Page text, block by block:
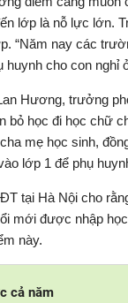
lớp là nỗ lực lớn.
“Năm nay các
cho con nghỉ
Hương, trưởng
bỏ học đi học chữ
mẹ học sinh,
lớp 1 để phụ
tại Hà Nội cho
mới được nhập
này.
cả năm